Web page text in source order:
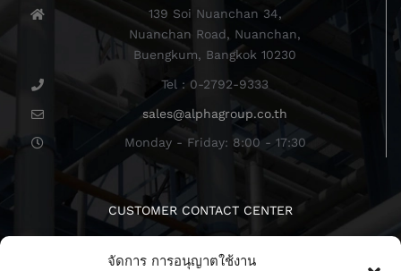
จัดการ การอนุญาตใช้งาน
139 Soi Nuanchan 34,
Nuanchan Road, Nuanchan,
Buengkum, Bangkok 10230
Tel : 0-2792-9333
sales@alphagroup.co.th
Monday - Friday: 8:00 - 17:30
CUSTOMER CONTACT CENTER